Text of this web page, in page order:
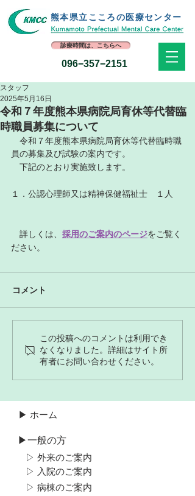
熊本県立​こころの医療センター
診療時間は、こちらへ
096−357−2151
令和７年度熊本県病院局育休等代替臨
時職員募集について
スタッフ
2025年5月16日
令和７年度熊本県病院局育休等代替臨時職
員の募集及び試験の案内です。
下記のとおり実施致します。
１．公認心理師又は精神保健福祉士　１人
詳しくは、 採用のご案内のページをご覧く
ださい。
コメント
この投稿へのコメントは利用でき
なくなりました。詳細はサイト所
有者にお問い合わせください。
▶ ホーム
▶一般の方
▷ 外来のご案内
▷ 入院のご案内
▷ 病棟のご案内